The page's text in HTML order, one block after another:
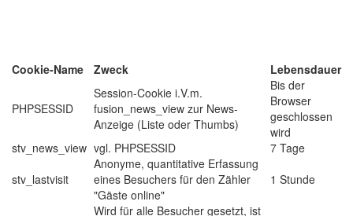
Cookie-Name Zweck Lebensdauer
PHPSESSID
Session-Cookie i.V.m.
fusion_news_view zur News-
Anzeige (Liste oder Thumbs)
Bis der
Browser
geschlossen
wird
stv_news_view vgl. PHPSESSID
7 Tage
stv_lastvisit
Anonyme, quantitative Erfassung
eines Besuchers für den Zähler
"Gäste online"
1 Stunde
Wird für alle Besucher gesetzt, ist